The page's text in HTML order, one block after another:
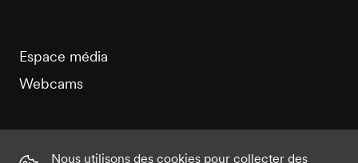
Espace média
Webcams
Nous utilisons des cookies pour collecter des